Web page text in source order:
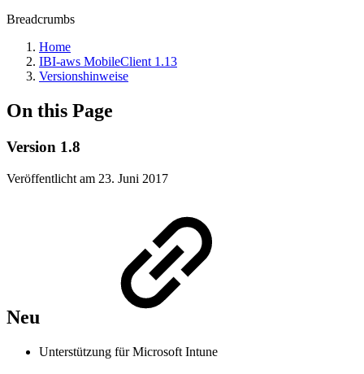
Breadcrumbs
Home
IBI-aws MobileClient 1.13
Versionshinweise
On this Page
Version 1.8
Veröffentlicht am 23. Juni 2017
Neu
Unterstützung für Microsoft Intune